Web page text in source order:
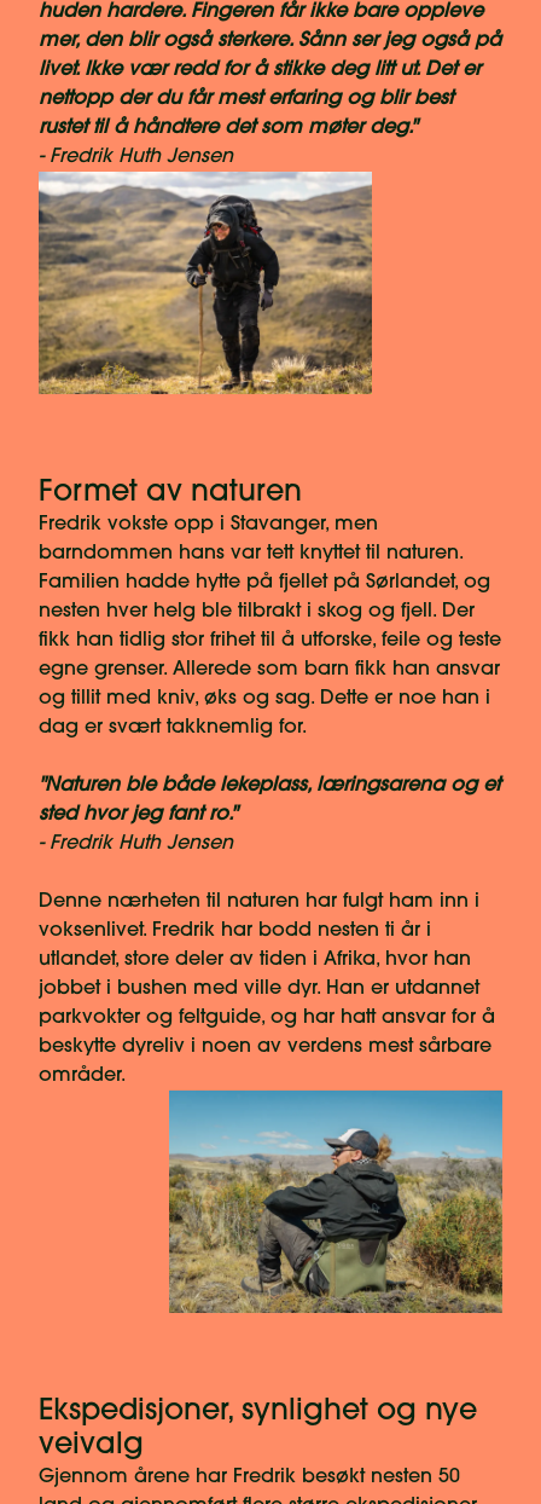
huden hardere. Fingeren får ikke bare oppleve
mer, den blir også sterkere. Sånn ser jeg også på
livet. Ikke vær redd for å stikke deg litt ut. Det er
nettopp der du får mest erfaring og blir best
rustet til å håndtere det som møter deg."
- Fredrik Huth Jensen
Formet av naturen
Fredrik vokste opp i Stavanger, men
barndommen hans var tett knyttet til naturen.
Familien hadde hytte på fjellet på Sørlandet, og
nesten hver helg ble tilbrakt i skog og fjell. Der
fikk han tidlig stor frihet til å utforske, feile og teste
egne grenser. Allerede som barn fikk han ansvar
og tillit med kniv, øks og sag. Dette er noe han i
dag er svært takknemlig for.
"Naturen ble både lekeplass, læringsarena og et
sted hvor jeg fant ro."
- Fredrik Huth Jensen
Denne nærheten til naturen har fulgt ham inn i
voksenlivet. Fredrik har bodd nesten ti år i
utlandet, store deler av tiden i Afrika, hvor han
jobbet i bushen med ville dyr. Han er utdannet
parkvokter og feltguide, og har hatt ansvar for å
beskytte dyreliv i noen av verdens mest sårbare
områder.
Ekspedisjoner, synlighet og nye
veivalg
Gjennom årene har Fredrik besøkt nesten 50